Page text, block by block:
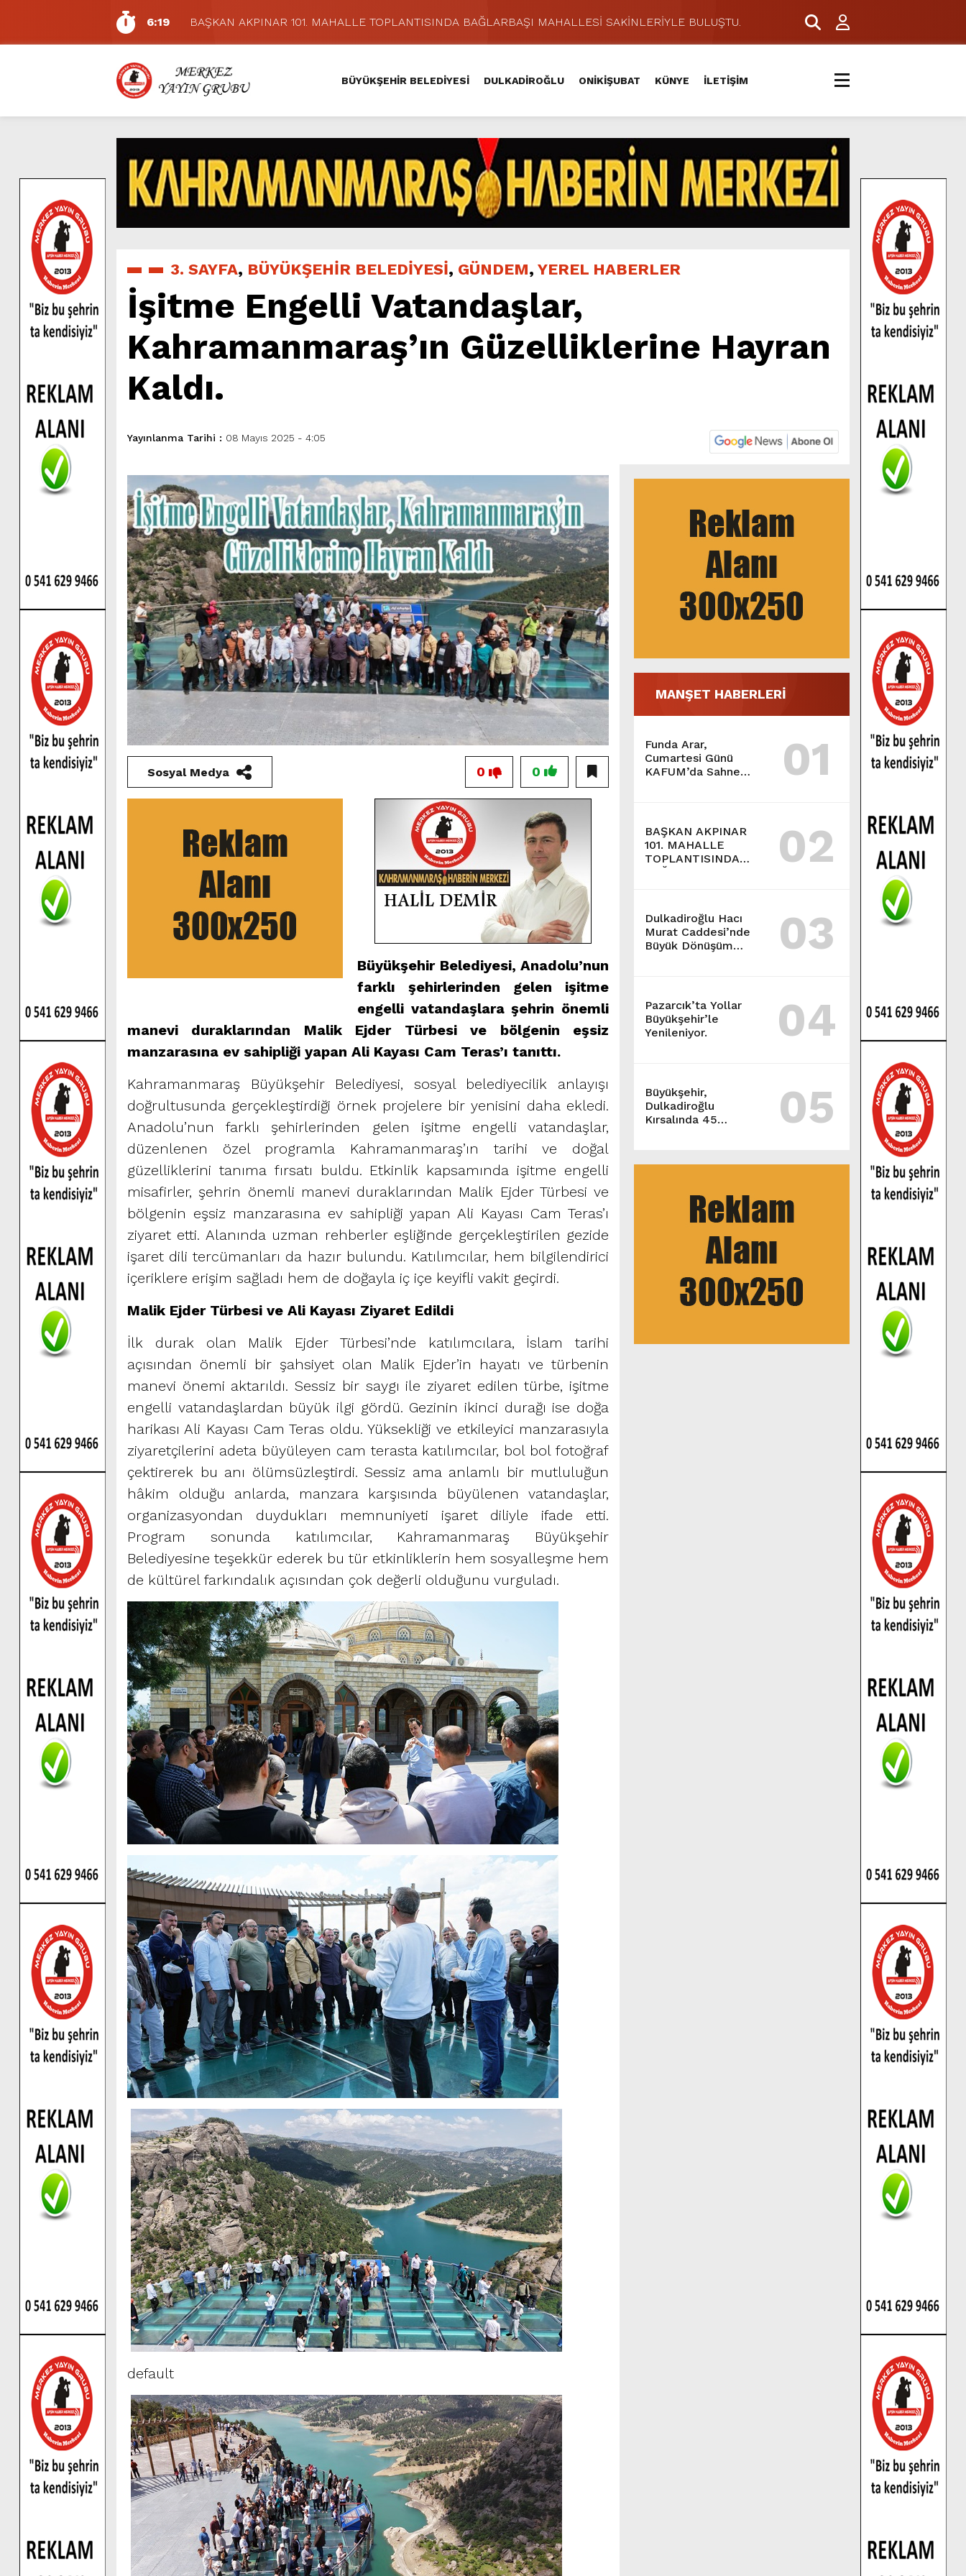
6:19
BAŞKAN AKPINAR 101. MAHALLE TOPLANTISINDA BAĞLARBAŞI MAHALLESİ SAKİNLERİYLE BULUŞTU.
6:17
Dulkadiroğlu Hacı Murat Caddesi’nde Büyük Dönüşüm Başladı.
11:14
Pazarcık’ta Yollar Büyükşehir’le Yenileniyor.
11:10
Büyükşehir, Dulkadiroğlu Kırsalında 45 Milyonluk Yol Yatırımını Tamamladı.
5:17
Uluslararası Bisiklet Yarışması’nda İkinci Etap Nefes Kesti.
5:15
Büyükşehir, Gazneliler Caddesi’nde Son Kat Asfalt Serimini Sürdürüyor.
6:54
Büyükşehir, Dulkadiroğlu Hacı Murat Caddesi’ni Asfalta Hazırlıyor.
6:53
Büyükşehir’den Dulkadiroğlu Kırsalına Değer Katan Yol Yatırımı.
6:50
Geleneksel Ağustos Fuarı’nda Eğlence ve Nostalji Bir Aradaydı.
7:01
Funda Arar, Cumartesi Günü KAFUM’da Sahne Alacak.
BÜYÜKŞEHİR BELEDİYESİ DULKADİROĞLU ONİKİŞUBAT KÜNYE İLETİŞİM
3. SAYFA, BÜYÜKŞEHİR BELEDİYESİ, GÜNDEM, YEREL HABERLER
İşitme Engelli Vatandaşlar,
Kahramanmaraş’ın Güzelliklerine Hayran
Kaldı.
Yayınlanma Tarihi : 08 Mayıs 2025 - 4:05
MANŞET HABERLERİ
Funda Arar,
Cumartesi Günü
KAFUM’da Sahne
01
BAŞKAN AKPINAR
101. MAHALLE
TOPLANTISINDA
BAĞLARBAŞI
BULUŞTU.
02
Dulkadiroğlu Hacı
Murat Caddesi’nde
Büyük Dönüşüm
03
Pazarcık’ta Yollar
Büyükşehir’le
Yenileniyor.
04
Büyükşehir,
Dulkadiroğlu
Kırsalında 45
05
Sosyal Medya 0
0
Büyükşehir Belediyesi, Anadolu’nun
farklı şehirlerinden gelen işitme
engelli vatandaşlara şehrin önemli
manevi duraklarından Malik Ejder Türbesi ve bölgenin eşsiz
manzarasına ev sahipliği yapan Ali Kayası Cam Teras’ı tanıttı.
Kahramanmaraş Büyükşehir Belediyesi, sosyal belediyecilik anlayışı
doğrultusunda gerçekleştirdiği örnek projelere bir yenisini daha ekledi.
Anadolu’nun farklı şehirlerinden gelen işitme engelli vatandaşlar,
düzenlenen özel programla Kahramanmaraş’ın tarihi ve doğal
güzelliklerini tanıma fırsatı buldu. Etkinlik kapsamında işitme engelli
misafirler, şehrin önemli manevi duraklarından Malik Ejder Türbesi ve
bölgenin eşsiz manzarasına ev sahipliği yapan Ali Kayası Cam Teras’ı
ziyaret etti. Alanında uzman rehberler eşliğinde gerçekleştirilen gezide
işaret dili tercümanları da hazır bulundu. Katılımcılar, hem bilgilendirici
içeriklere erişim sağladı hem de doğayla iç içe keyifli vakit geçirdi.
Malik Ejder Türbesi ve Ali Kayası Ziyaret Edildi
İlk durak olan Malik Ejder Türbesi’nde katılımcılara, İslam tarihi
açısından önemli bir şahsiyet olan Malik Ejder’in hayatı ve türbenin
manevi önemi aktarıldı. Sessiz bir saygı ile ziyaret edilen türbe, işitme
engelli vatandaşlardan büyük ilgi gördü. Gezinin ikinci durağı ise doğa
harikası Ali Kayası Cam Teras oldu. Yüksekliği ve etkileyici manzarasıyla
ziyaretçilerini adeta büyüleyen cam terasta katılımcılar, bol bol fotoğraf
çektirerek bu anı ölümsüzleştirdi. Sessiz ama anlamlı bir mutluluğun
hâkim olduğu anlarda, manzara karşısında büyülenen vatandaşlar,
organizasyondan duydukları memnuniyeti işaret diliyle ifade etti.
Program sonunda katılımcılar, Kahramanmaraş Büyükşehir
Belediyesine teşekkür ederek bu tür etkinliklerin hem sosyalleşme hem
de kültürel farkındalık açısından çok değerli olduğunu vurguladı.
default